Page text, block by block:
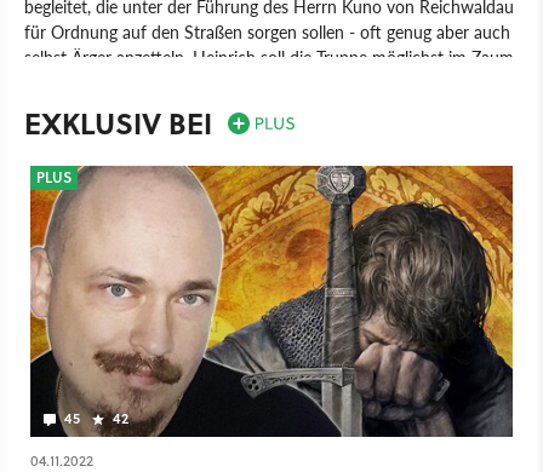
begleitet, die unter der Führung des Herrn Kuno von Reichwaldau
für Ordnung auf den Straßen sorgen sollen - oft genug aber auch
selbst Ärger anzetteln. Heinrich soll die Truppe möglichst im Zaum
Rollenspiel
Deep Silver
Warhorse Studios
Kingdom Come: Deliverance - Band of Bastards
EXKLUSIV BEI
45 42
PLUS
04.11.2022